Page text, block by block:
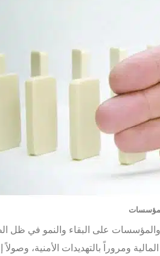
على البقاء والنمو في ظل